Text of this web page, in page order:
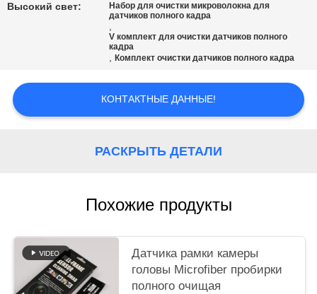
КАРТА
PRIVACY
POLICY
Высокий свет:
Набор для очистки микроволокна для
датчиков полного кадра
,
V комплект для очистки датчиков полного
кадра
,Комплект очистки датчиков полного кадра
КОНТАКТНЫЕ ДАННЫЕ!
РАСКРЫТЬ ДЕТАЛИ
Похожие продукты
Датчика рамки камеры
головы Microfiber пробирки
полного очищая